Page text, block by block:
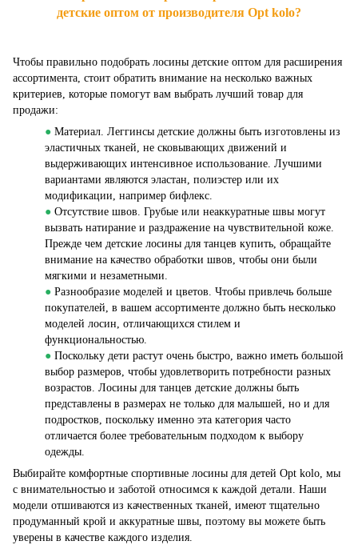
детские оптом от производителя Opt kolo?
Чтобы правильно подобрать лосины детские оптом для расширения
ассортимента, стоит обратить внимание на несколько важных
критериев, которые помогут вам выбрать лучший товар для
продажи:
● Материал. Леггинсы детские должны быть изготовлены из
эластичных тканей, не сковывающих движений и
выдерживающих интенсивное использование. Лучшими
вариантами являются эластан, полиэстер или их
модификации, например бифлекс.
● Отсутствие швов. Грубые или неаккуратные швы могут
вызвать натирание и раздражение на чувствительной коже.
Прежде чем детские лосины для танцев купить, обращайте
внимание на качество обработки швов, чтобы они были
мягкими и незаметными.
● Разнообразие моделей и цветов. Чтобы привлечь больше
покупателей, в вашем ассортименте должно быть несколько
моделей лосин, отличающихся стилем и
функциональностью.
● Поскольку дети растут очень быстро, важно иметь большой
выбор размеров, чтобы удовлетворить потребности разных
возрастов. Лосины для танцев детские должны быть
представлены в размерах не только для малышей, но и для
подростков, поскольку именно эта категория часто
отличается более требовательным подходом к выбору
одежды.
Выбирайте комфортные спортивные лосины для детей Opt kolo, мы
с внимательностью и заботой относимся к каждой детали. Наши
модели отшиваются из качественных тканей, имеют тщательно
продуманный крой и аккуратные швы, поэтому вы можете быть
уверены в качестве каждого изделия.